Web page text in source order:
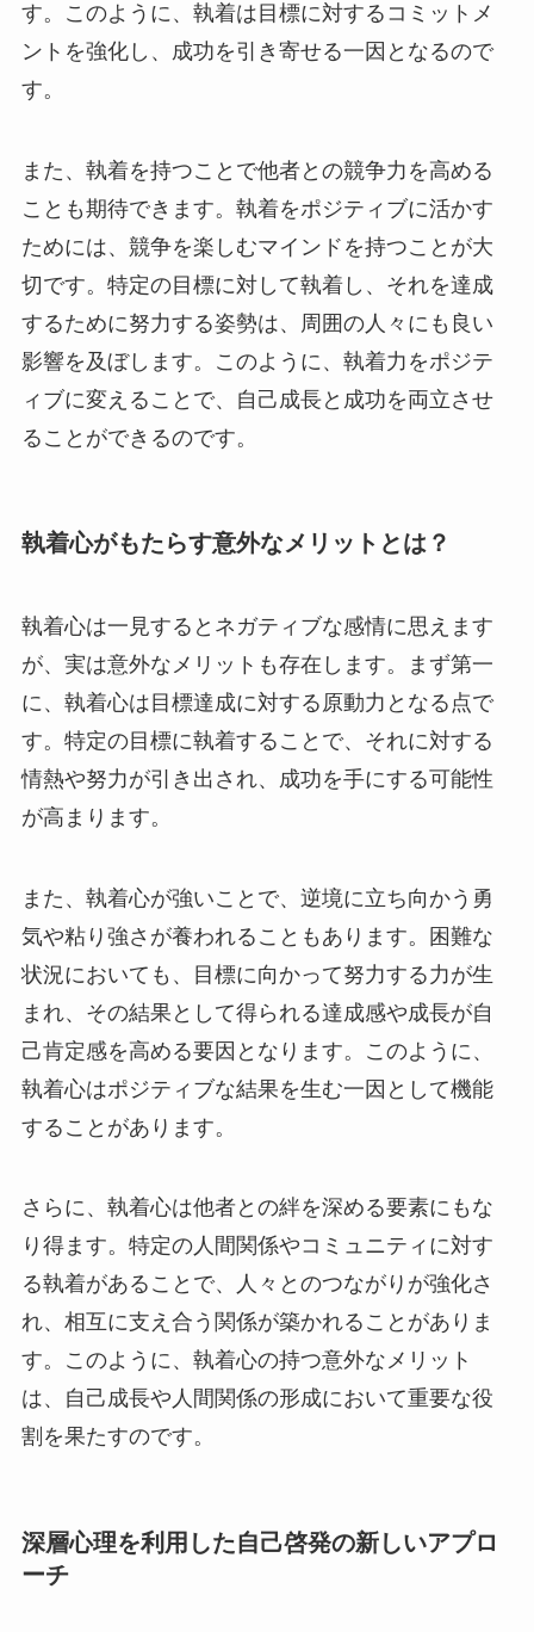
す。このように、執着は目標に対するコミットメ
ントを強化し、成功を引き寄せる一因となるので
す。
また、執着を持つことで他者との競争力を高める
ことも期待できます。執着をポジティブに活かす
ためには、競争を楽しむマインドを持つことが大
切です。特定の目標に対して執着し、それを達成
するために努力する姿勢は、周囲の人々にも良い
影響を及ぼします。このように、執着力をポジテ
ィブに変えることで、自己成長と成功を両立させ
ることができるのです。
執着心がもたらす意外なメリットとは？
執着心は一見するとネガティブな感情に思えます
が、実は意外なメリットも存在します。まず第一
に、執着心は目標達成に対する原動力となる点で
す。特定の目標に執着することで、それに対する
情熱や努力が引き出され、成功を手にする可能性
が高まります。
また、執着心が強いことで、逆境に立ち向かう勇
気や粘り強さが養われることもあります。困難な
状況においても、目標に向かって努力する力が生
まれ、その結果として得られる達成感や成長が自
己肯定感を高める要因となります。このように、
執着心はポジティブな結果を生む一因として機能
することがあります。
さらに、執着心は他者との絆を深める要素にもな
り得ます。特定の人間関係やコミュニティに対す
る執着があることで、人々とのつながりが強化さ
れ、相互に支え合う関係が築かれることがありま
す。このように、執着心の持つ意外なメリット
は、自己成長や人間関係の形成において重要な役
割を果たすのです。
深層心理を利用した自己啓発の新しいアプロ
ーチ